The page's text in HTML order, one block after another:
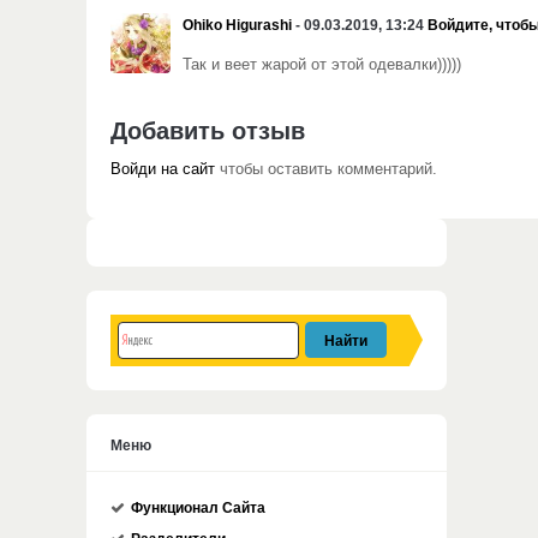
Ohiko Higurashi - 09.03.2019, 13:24 Войдите,
Так и веет жарой от этой одевалки)))))
Добавить отзыв
Войди на сайт чтобы оставить комментарий.
Меню
Функционал Сайта